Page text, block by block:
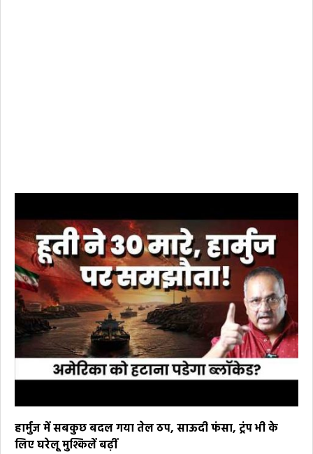
हार्मुज में सबकुछ बदल गया तेल ठप, साऊदी फंसा, ट्रंप भी के
लिए घरेलू मुश्किलें बढ़ीं